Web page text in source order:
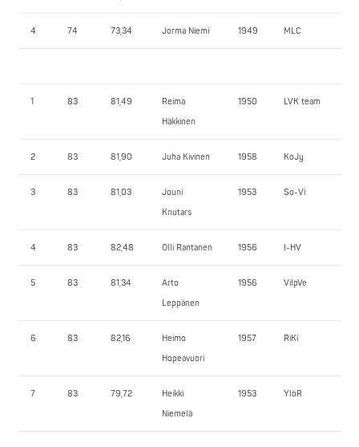
4 74 73,34 Jorma Niemi 1949 MLC
1 83 81,49
Reima
Häkkinen
1950 LVK team
2 83 81,90 Juha Kivinen 1958 KoJy
3 83 81,03
Jouni
Knutars
1953 So-Vi
4 83 82,48 Olli Rantanen 1956 I-HV
5 83 81,34
Arto
Leppänen
1956 VilpVe
6 83 82,16
Heimo
Hopeavuori
1957 RiKi
7 83 79,72
Heikki
Niemelä
1953 YlöR